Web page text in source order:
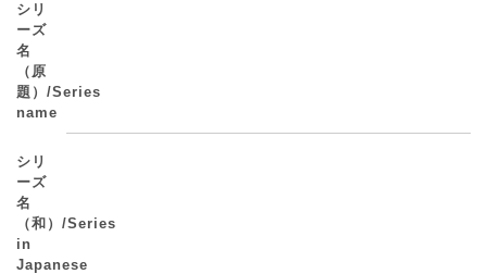
シリ
ーズ
名
（原
題）/Series
name
シリ
ーズ
名
（和）/Series
in
Japanese